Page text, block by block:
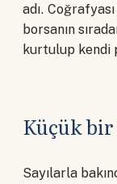
adı.
borsanın
kurtulup kendi
Küçük bir
Sayılarla